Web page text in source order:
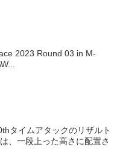
2023 Round 03 in M-
タイムアタックのリザルト
、一段上った高さに配置さ